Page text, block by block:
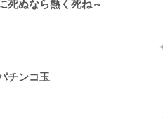
死ぬなら熱く死ね～
チンコ玉